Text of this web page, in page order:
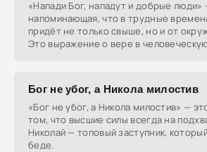
«Напади Бог, нападут и добрые люди»
напоминающая, что в трудные
придёт не только свыше, но и от
Это выражение о вере в
Бог не убог, а Никола милостив
«Бог не убог, а Никола милостив» —
том, что высшие силы всегда на
Николай — топовый заступник,
беде.